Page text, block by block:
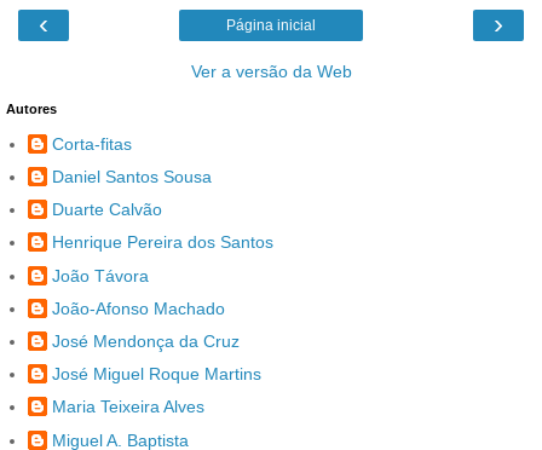
‹ ›
Página inicial
Ver a versão da Web
Autores
Corta-fitas
Daniel Santos Sousa
Duarte Calvão
Henrique Pereira dos Santos
João Távora
João-Afonso Machado
José Mendonça da Cruz
José Miguel Roque Martins
Maria Teixeira Alves
Miguel A. Baptista